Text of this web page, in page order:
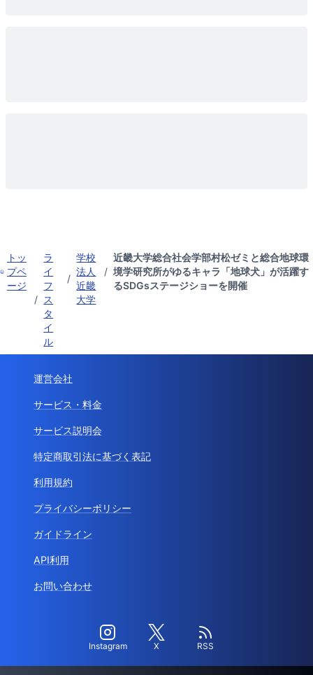
トッ
プペ
ージ
/
ラ
イ
フ
ス
タ
イ
ル
/
学校
法人
近畿
大学
/
近畿大学総合社会学部村松ゼミと総合地球環
境学研究所がゆるキャラ「地球犬」が活躍す
るSDGsステージショーを開催
運営会社
サービス・料金
サービス説明会
特定商取引法に基づく表記
利用規約
プライバシーポリシー
ガイドライン
API利用
お問い合わせ
Instagram X RSS